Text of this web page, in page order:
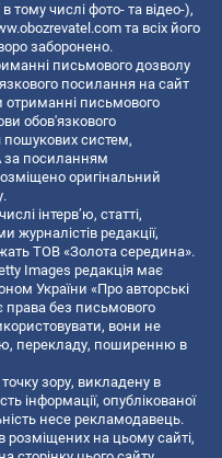
тому числі фото- та відео-),
та всіх його
заборонено.
письмового дозволу
посилання на сайт
отриманні письмового
обов'язкового
пошукових систем,
за посиланням
оригінальний
інтерв’ю, статті,
редакції,
ТОВ «Золота середина».
Images редакція має
України «Про авторські
права без письмового
вони не
перекладу, поширенню в
зору, викладену в
інформації, опублікованої
несе рекламодавець.
розміщених на цьому сайті,